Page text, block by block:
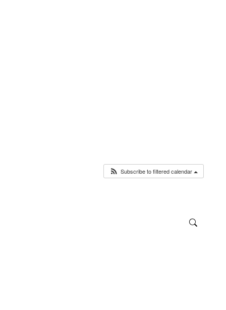
Subscribe to filtered calendar